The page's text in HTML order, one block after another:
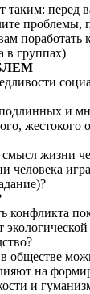
таким: перед
проблемы,
поработать
в группах)
и
жестокого
жизни
человека
конфликта
обществе
на
и